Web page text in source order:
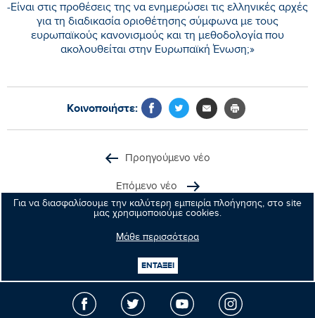
Για να διασφαλίσουμε την καλύτερη εμπειρία πλοήγησης, στο site
μας χρησιμοποιούμε cookies.
Μάθε περισσότερα
ΕΝΤΑΞΕΙ
-Είναι στις προθέσεις της να ενημερώσει τις ελληνικές αρχές
για τη διαδικασία οριοθέτησης σύμφωνα με τους
ευρωπαϊκούς κανονισμούς και τη μεθοδολογία που
ακολουθείται στην Ευρωπαϊκή Ένωση;»
Κοινοποιήστε:
Προηγούμενο νέο
Επόμενο νέο
Κεφαλογιάννης
Ευρωβουλευτής